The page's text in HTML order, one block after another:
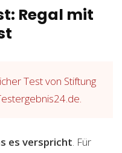
Regal mit
Test von Stiftung
es verspricht. Für